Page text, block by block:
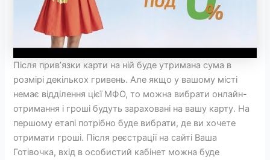
Після прив’язки карти на ній буде утримана сума в
розмірі декількох гривень. Але якщо у вашому місті
немає відділення цієї МФО, то можна вибрати онлайн-
отримання і гроші будуть зараховані на вашу карту. На
першому етапі потрібно буде вибрати, де ви хочете
отримати гроші. Після реєстрації на сайті Ваша
Готівочка, вхід в особистий кабінет можна буде